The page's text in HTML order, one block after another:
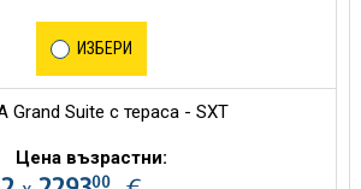
ИЗБЕРИ
Grand Suite с тераса - SXT
Цена възрастни:
00